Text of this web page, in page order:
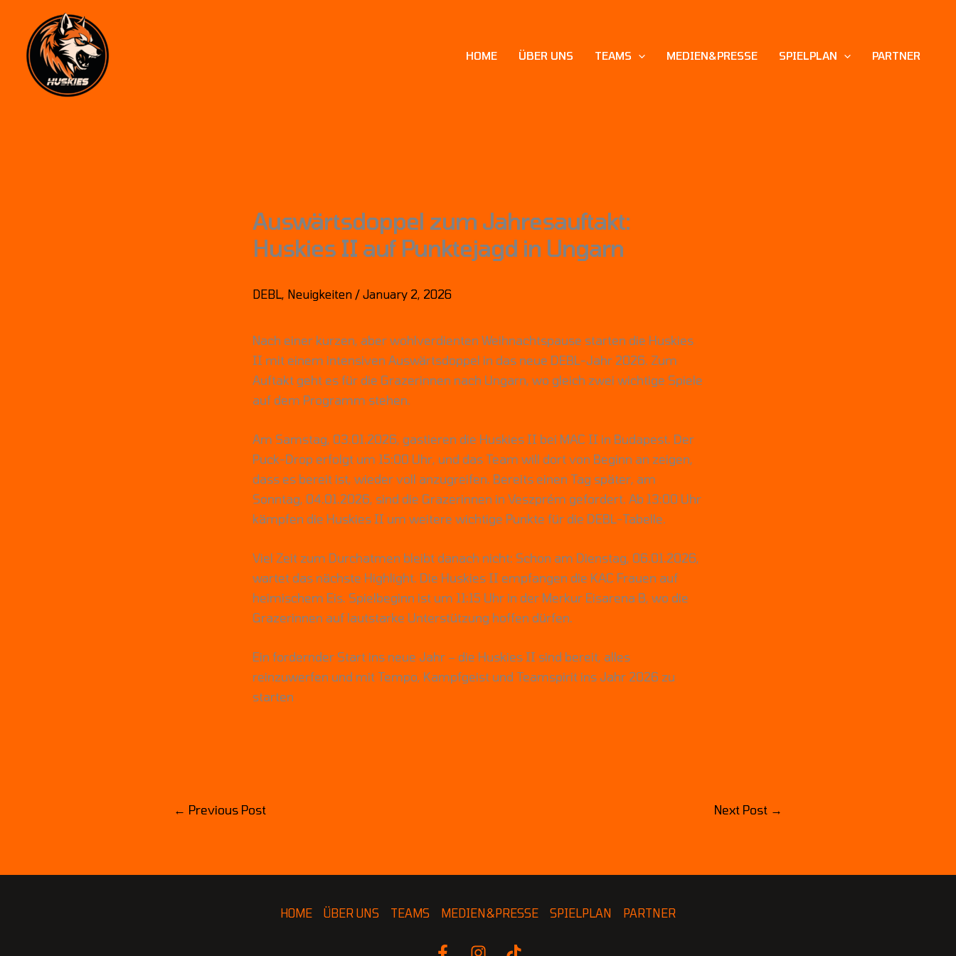
content
HOME ÜBER UNS TEAMS MEDIEN&PRESSE SPIELPLAN PARTNER
Auswärtsdoppel zum Jahresauftakt:
Huskies II auf Punktejagd in Ungarn
DEBL Neuigkeiten /January 2, 2026
Nach einer kurzen, aber wohlverdienten Weihnachtspause starten die Huskies
II mit einem intensiven Auswärtsdoppel in das neue DEBL-Jahr 2026. Zum
Auftakt geht es für die Grazerinnen nach Ungarn, wo gleich zwei wichtige Spiele
auf dem Programm stehen.
Am Samstag, 03.01.2026, gastieren die Huskies II bei MAC II in Budapest. Der
Puck-Drop erfolgt um 15:00 Uhr, und das Team will dort von Beginn an zeigen,
dass es bereit ist, wieder voll anzugreifen. Bereits einen Tag später, am
Sonntag, 04.01.2026, sind die Grazerinnen in Veszprém gefordert. Ab 13:00 Uhr
kämpfen die Huskies II um weitere wichtige Punkte für die DEBL-Tabelle.
Viel Zeit zum Durchatmen bleibt danach nicht: Schon am Dienstag, 06.01.2026,
wartet das nächste Highlight. Die Huskies II empfangen die KAC Frauen auf
heimischem Eis. Spielbeginn ist um 11:15 Uhr in der Merkur Eisarena B, wo die
Grazerinnen auf lautstarke Unterstützung hoffen dürfen.
Ein fordernder Start ins neue Jahr – die Huskies II sind bereit, alles
reinzuwerfen und mit Tempo, Kampfgeist und Teamspirit ins Jahr 2026 zu
starten
← Previous Post Next Post →
HOME ÜBER UNS TEAMS MEDIEN&PRESSE SPIELPLAN PARTNER